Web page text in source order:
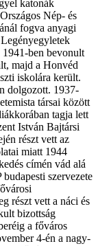
katonák
Nép- és
fogva anyagi
1941-ben bevonult
majd a Honvéd
iskolára került.
dolgozott. 1937-
társai között
tagja lett
István Bajtársi
részt vett az
miatt 1944
címén vád alá
szervezete
részt vett a náci és
bizottság
a főváros
4-én a nagy-